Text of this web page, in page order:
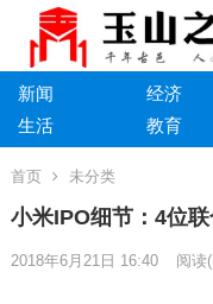
新闻 经济
生活
教育
首页 未分类
小米IPO细节：4位
2018年6月21日 16:40 阅读